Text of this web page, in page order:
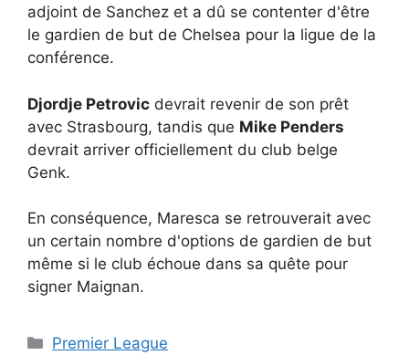
adjoint de Sanchez et a dû se contenter d'être
le gardien de but de Chelsea pour la ligue de la
conférence.
Djordje Petrovic devrait revenir de son prêt
avec Strasbourg, tandis que Mike Penders
devrait arriver officiellement du club belge
Genk.
En conséquence, Maresca se retrouverait avec
un certain nombre d'options de gardien de but
même si le club échoue dans sa quête pour
signer Maignan.
Catégories
Premier League